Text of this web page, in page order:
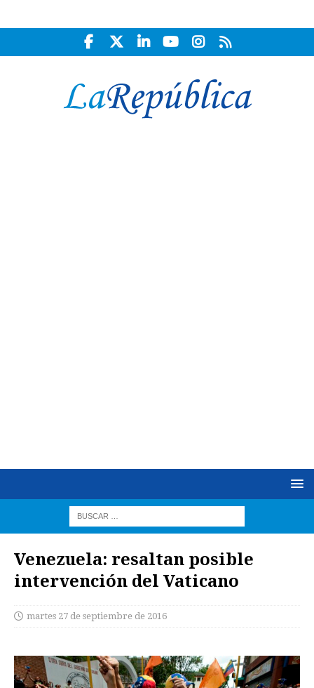
Venezuela: resaltan posible
intervención del Vaticano
martes 27 de septiembre de 2016